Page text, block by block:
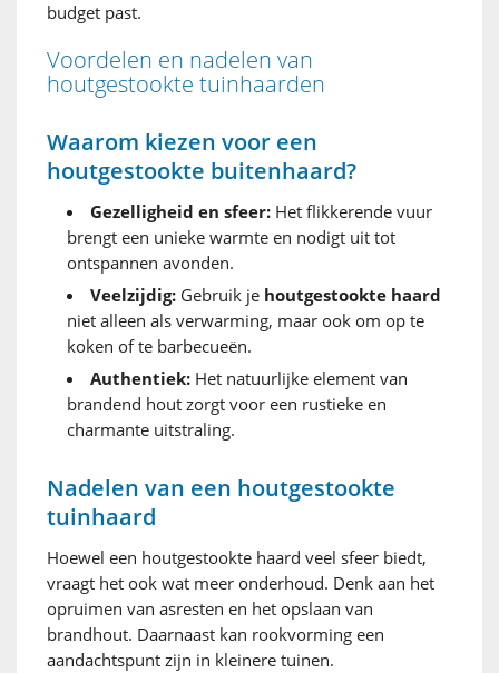
budget past.
Voordelen en nadelen van
houtgestookte tuinhaarden
Waarom kiezen voor een
houtgestookte buitenhaard?
Gezelligheid en sfeer: Het flikkerende vuur
brengt een unieke warmte en nodigt uit tot
ontspannen avonden.
Veelzijdig: Gebruik je houtgestookte haard
niet alleen als verwarming, maar ook om op te
koken of te barbecueën.
Authentiek: Het natuurlijke element van
brandend hout zorgt voor een rustieke en
charmante uitstraling.
Nadelen van een houtgestookte
tuinhaard
Hoewel een houtgestookte haard veel sfeer biedt,
vraagt het ook wat meer onderhoud. Denk aan het
opruimen van asresten en het opslaan van
brandhout. Daarnaast kan rookvorming een
aandachtspunt zijn in kleinere tuinen.